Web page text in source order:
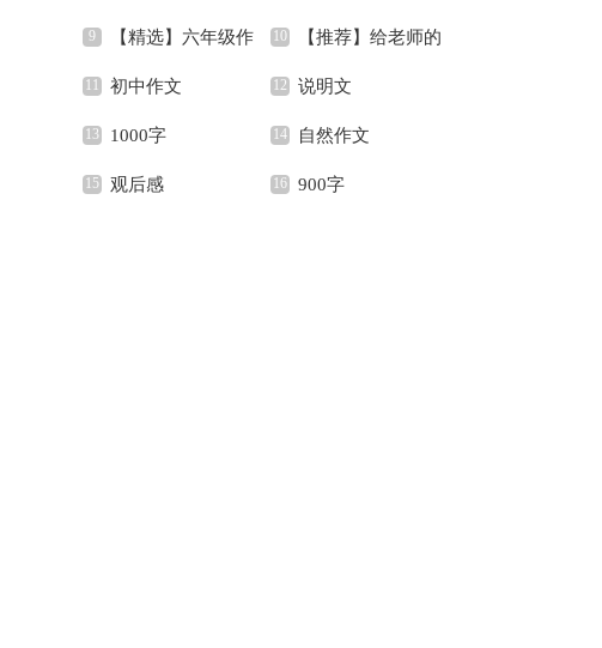
篇 字8篇
【精选】六年级作
文汇总9篇
【推荐】给老师的
书信作文300字集锦六
篇
初中作文 说明文
1000字 自然作文
观后感 900字